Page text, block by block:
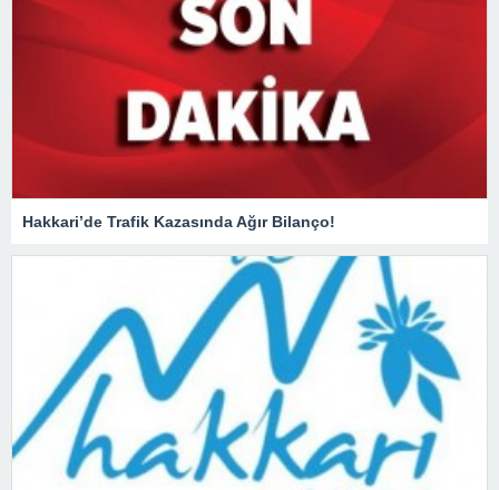
Hakkari’de Trafik Kazasında Ağır Bilanço!